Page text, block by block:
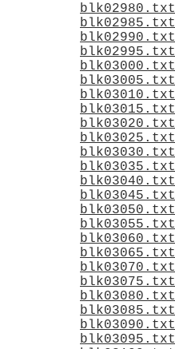
blk02980.txt
blk02985.txt
blk02990.txt
blk02995.txt
blk03000.txt
blk03005.txt
blk03010.txt
blk03015.txt
blk03020.txt
blk03025.txt
blk03030.txt
blk03035.txt
blk03040.txt
blk03045.txt
blk03050.txt
blk03055.txt
blk03060.txt
blk03065.txt
blk03070.txt
blk03075.txt
blk03080.txt
blk03085.txt
blk03090.txt
blk03095.txt